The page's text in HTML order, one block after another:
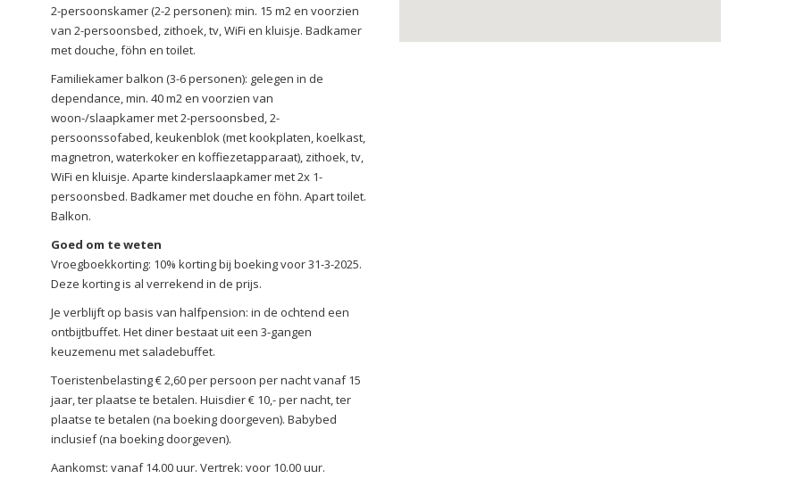
2-persoonskamer (2-2 personen): min. 15 m2 en voorzien
van 2-persoonsbed, zithoek, tv, WiFi en kluisje. Badkamer
met douche, föhn en toilet.
Familiekamer balkon (3-6 personen): gelegen in de
dependance, min. 40 m2 en voorzien van
woon-/slaapkamer met 2-persoonsbed, 2-
persoonssofabed, keukenblok (met kookplaten, koelkast,
magnetron, waterkoker en koffiezetapparaat), zithoek, tv,
WiFi en kluisje. Aparte kinderslaapkamer met 2x 1-
persoonsbed. Badkamer met douche en föhn. Apart toilet.
Balkon.
Goed om te weten
Vroegboekkorting: 10% korting bij boeking voor 31-3-2025.
Deze korting is al verrekend in de prijs.
Je verblijft op basis van halfpension: in de ochtend een
ontbijtbuffet. Het diner bestaat uit een 3-gangen
keuzemenu met saladebuffet.
Toeristenbelasting € 2,60 per persoon per nacht vanaf 15
jaar, ter plaatse te betalen. Huisdier € 10,- per nacht, ter
plaatse te betalen (na boeking doorgeven). Babybed
inclusief (na boeking doorgeven).
Aankomst: vanaf 14.00 uur. Vertrek: voor 10.00 uur.